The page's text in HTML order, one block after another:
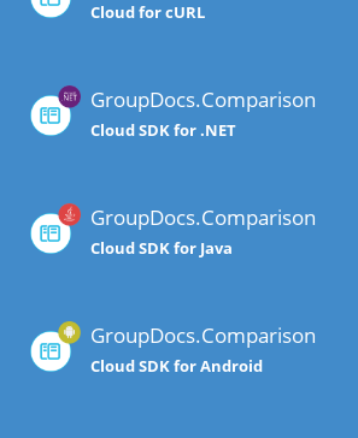
Cloud for cURL
GroupDocs.Comparison
Cloud SDK for .NET
GroupDocs.Comparison
Cloud SDK for Java
GroupDocs.Comparison
Cloud SDK for Android